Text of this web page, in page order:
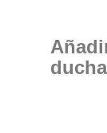
ducha